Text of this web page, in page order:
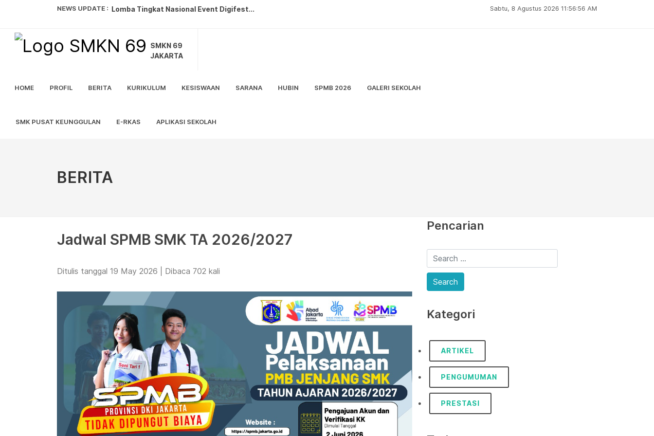
NEWS UPDATE : Lomba Tingkat Nasional Event Digifest...
Juara 2 Silat Tanding Remaja Putri ...
Juara 3 Lomba Tari Tradisional Kreasi Nusantara...
Sabtu, 8 Agustus 2026 11:56:57 AM
SMKN 69
JAKARTA
HOME PROFIL BERITA KURIKULUM KESISWAAN SARANA HUBIN SPMB 2026 GALERI SEKOLAH
SMK PUSAT KEUNGGULAN E-RKAS APLIKASI SEKOLAH
BERITA
Jadwal SPMB SMK TA 2026/2027
Ditulis tanggal 19 May 2026 | Dibaca 702 kali
Pencarian
Kategori
ARTIKEL
PENGUMUMAN
PRESTASI